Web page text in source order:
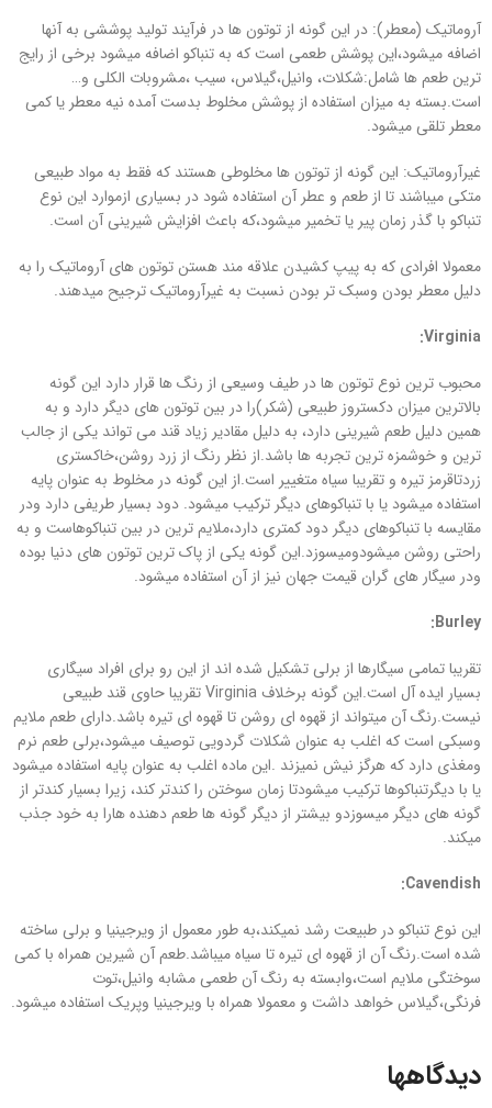
آروماتیک (معطر): در این گونه از توتون ها در فرآیند تولید پوششی به آنها
اضافه میشود،این پوشش طعمی است که به تنباکو اضافه میشود برخی از رایج
ترین طعم ها شامل:شکلات، وانیل،گیلاس، سیب ،مشروبات الکلی و…
است.بسته به میزان استفاده از پوشش مخلوط بدست آمده نیه معطر یا کمی
معطر تلقی میشود.
غیرآروماتیک: این گونه از توتون ها مخلوطی هستند که فقط به مواد طبیعی
متکی میباشند تا از طعم و عطر آن استفاده شود در بسیاری ازموارد این نوع
تنباکو با گذر زمان پیر یا تخمیر میشود،که باعث افزایش شیرینی آن است.
معمولا افرادی که به پیپ کشیدن علاقه مند هستن توتون های آروماتیک را به
دلیل معطر بودن وسبک تر بودن نسبت به غیرآروماتیک ترجیح میدهند.
Virginia
:
محبوب ترین نوع توتون ها در طیف وسیعی از رنگ ها قرار دارد این گونه
بالاترین میزان دکستروز طبیعی (شکر)را در بین توتون های دیگر دارد و به
همین دلیل طعم شیرینی دارد، به دلیل مقادیر زیاد قند می تواند یکی از جالب
ترین و خوشمزه ترین تجربه ها باشد.از نظر رنگ از زرد روشن،خاکستری
زردتاقرمز تیره و تقریبا سیاه متغییر است.از این گونه در مخلوط به عنوان پایه
استفاده میشود یا با تنباکوهای دیگر ترکیب میشود. دود بسیار طریفی دارد ودر
مقایسه با تنباکوهای دیگر دود کمتری دارد،ملایم ترین در بین تنباکوهاست و به
راحتی روشن میشودومیسوزد.این گونه یکی از پاک ترین توتون های دنیا بوده
ودر سیگار های گران قیمت جهان نیز از آن استفاده میشود.
Burley
:
تقریبا تمامی سیگارها از برلی تشکیل شده اند از این رو برای افراد سیگاری
بسیار ایده آل است.این گونه برخلاف Virginia تقریبا حاوی قند طبیعی
نیست.رنگ آن میتواند از قهوه ای روشن تا قهوه ای تیره باشد.دارای طعم ملایم
وسبکی است که اغلب به عنوان شکلات گردویی توصیف میشود،برلی طعم نرم
ومغذی دارد که هرگز نیش نمیزند .این ماده اغلب به عنوان پایه استفاده میشود
یا با دیگرتنباکوها ترکیب میشودتا زمان سوختن را کندتر کند، زیرا بسیار کندتر از
گونه های دیگر میسوزدو بیشتر از دیگر گونه ها طعم دهنده هارا به خود جذب
میکند.
Cavendish
:
این نوع تنباکو در طبیعت رشد نمیکند،به طور معمول از ویرجینیا و برلی ساخته
شده است.رنگ آن از قهوه ای تیره تا سیاه میباشد.طعم آن شیرین همراه با کمی
سوختگی ملایم است،وابسته به رنگ آن طعمی مشابه وانیل،توت
فرنگی،گیلاس خواهد داشت و معمولا همراه با ویرجینیا وپریک استفاده میشود.
دیدگاهها